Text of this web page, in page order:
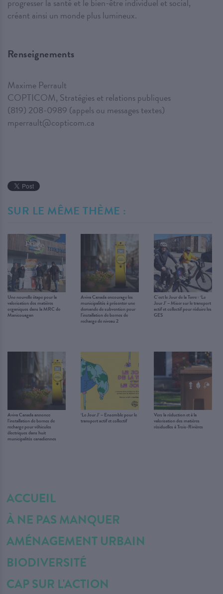
progresser la santé et le bien-être individuel et social,
créant ainsi un monde plus lumineux.
Renseignements
Maxime Perrault
COPTICOM, Stratégies et relations publiques
(819) 208-0989 (appels ou messages textes)
mperrault@copticom.ca
SUR LE MÊME THÈME :
Une nouvelle étape pour la
valorisation des matières
organiques dans la MRC de
Manicouagan
Aviva Canada encourage les
municipalités à présenter une
demande de subvention pour
l’installation de bornes de
recharge de niveau 2
C’est le Jour de la Terre : ‘Le
Jour J’ – Miser sur le transport
actif et collectif pour réduire les
GES
Aviva Canada annonce
l’installation de bornes de
recharge pour véhicules
électriques dans huit
municipalités canadiennes
‘Le Jour J’ – Ensemble pour le
transport actif et collectif
Vers la réduction et à la
valorisation des matières
résiduelles à Trois-Rivières
ACCUEIL
À NE PAS MANQUER
AMÉNAGEMENT URBAIN
BIODIVERSITÉ
CAP SUR L'ACTION